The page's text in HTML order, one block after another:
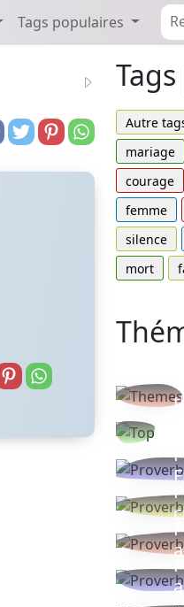
Tags populaires
Autre
mariage
courage
femme
silence
mort